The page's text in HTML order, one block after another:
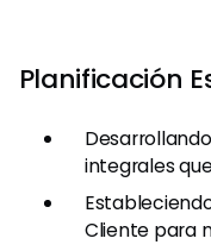
Planificación
integrales
Cliente para